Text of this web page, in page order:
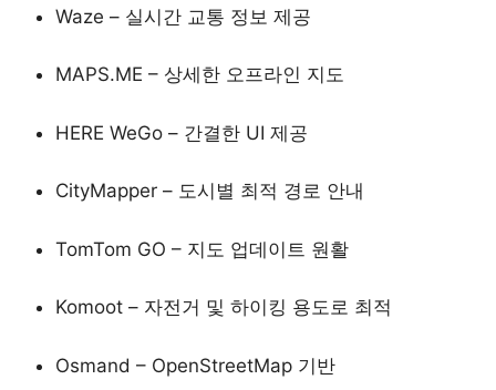
Waze – 실시간 교통 정보 제공
MAPS.ME – 상세한 오프라인 지도
HERE WeGo – 간결한 UI 제공
CityMapper – 도시별 최적 경로 안내
TomTom GO – 지도 업데이트 원활
Komoot – 자전거 및 하이킹 용도로 최적
Osmand – OpenStreetMap 기반